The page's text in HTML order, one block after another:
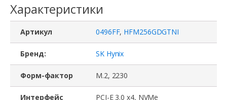
Характеристики
Артикул 0496FF, HFM256GDGTNI
Бренд: SK Hynix
Форм-фактор M.2, 2230
Интерфейс PCI-E 3.0 x4, NVMe